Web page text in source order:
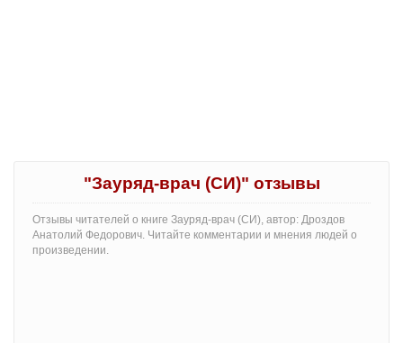
"Зауряд-врач (СИ)" отзывы
Отзывы читателей о книге Зауряд-врач (СИ), автор: Дроздов
Анатолий Федорович. Читайте комментарии и мнения людей о
произведении.